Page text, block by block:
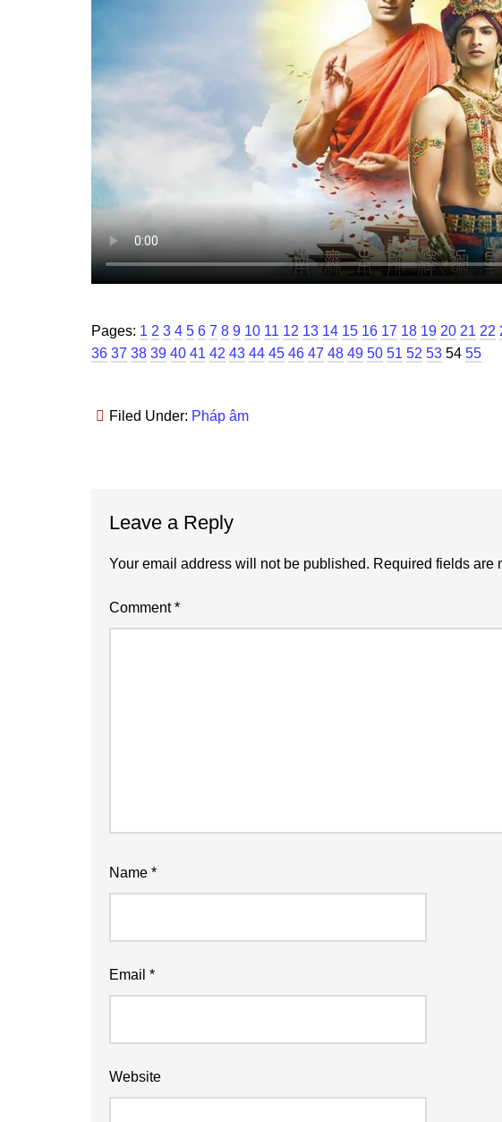
Pages: Page
1 Page
2 Page
3 Page
4 Page
5 Page
6 Page
7 Page
8 Page
9 Page
10 Page
11 Page
12 Page
13 Page
14 Page
15 Page
16 Page
17 Page
18 Page
19 Page
20 Page
21 22
36 Page
37 Page
38 Page
39 Page
40 Page
41 Page
42 Page
43 Page
44 Page
45 Page
46 Page
47 Page
48 Page
49 Page
50 Page
51 Page
52 Page
53 Page
54 Page
55
Filed Under: Pháp âm
Interactions
Leave a Reply
Your email address will not be published. Required fields are
Comment*
Name *
Email *
Website